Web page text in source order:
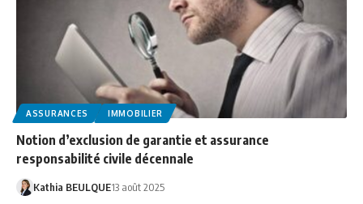
ASSURANCES IMMOBILIER
Notion d’exclusion de garantie et assurance
responsabilité civile décennale
Kathia BEULQUE13 août 2025